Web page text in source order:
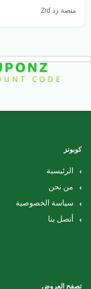
منصة زد Zid
كوبونز
الرئيسية
من نحن
سياسة الخصوصية
أتصل بنا
تصفح العروض